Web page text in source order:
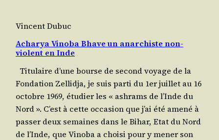
Vincent Dubuc
Acharya Vinoba Bhave un anarchiste non-
violent en Inde
Titu­laire d’une bourse de second voyage de la
Fon­da­tion Zel­lid­ja, je suis par­ti du 1er juillet au 16
octobre 1969, étudier les « ash­rams de l’Inde du
Nord ». C’est à cette occa­sion que j’ai été ame­né à
passer deux semaines dans le Bihar, Etat du Nord
de l’Inde, que Vino­ba a choi­si pour y mener son